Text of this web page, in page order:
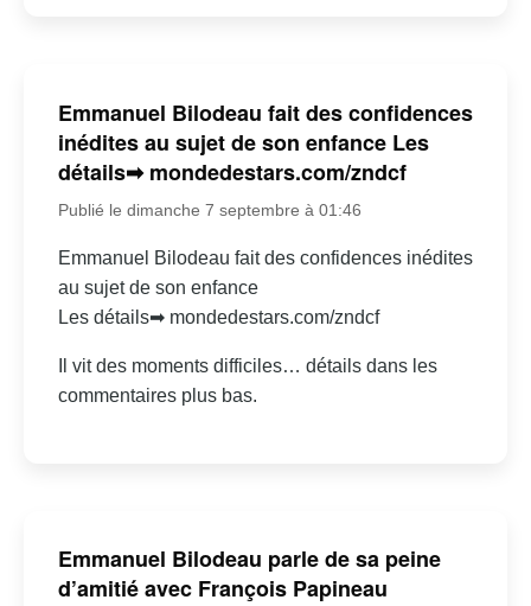
Emmanuel Bilodeau fait des confidences
inédites au sujet de son enfance Les
détails➡ mondedestars.com/zndcf
Publié le dimanche 7 septembre à 01:46
Emmanuel Bilodeau fait des confidences inédites
au sujet de son enfance
Les détails➡ mondedestars.com/zndcf
Il vit des moments difficiles… détails dans les
commentaires plus bas.
Emmanuel Bilodeau parle de sa peine
d’amitié avec François Papineau